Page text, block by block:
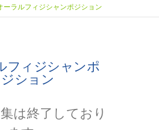
ーラルフィジシャンポジション
フィジシャンポ
ジション
は終了しており